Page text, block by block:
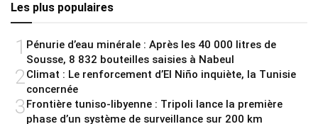
Les plus populaires
1 Pénurie d’eau minérale : Après les 40 000 litres de
Sousse, 8 832 bouteilles saisies à Nabeul
2Climat : Le renforcement d’El Niño inquiète, la Tunisie
concernée
3 Frontière tuniso-libyenne : Tripoli lance la première
phase d’un système de surveillance sur 200 km